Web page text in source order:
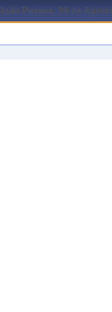
João Pessoa, 06 de